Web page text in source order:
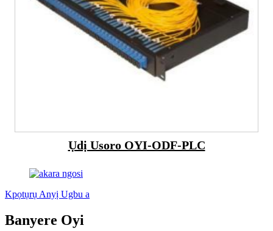
Ụdị Usoro OYI-ODF-PLC
Kpọtụrụ Anyị Ugbu a
Banyere Oyi